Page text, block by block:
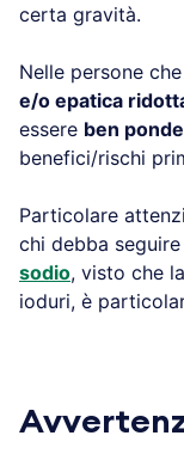
certa gravità.
Nelle persone
e/o epatica
essere ben
benefici/rischi
Particolare
chi debba seguire
sodio, visto che
ioduri, è